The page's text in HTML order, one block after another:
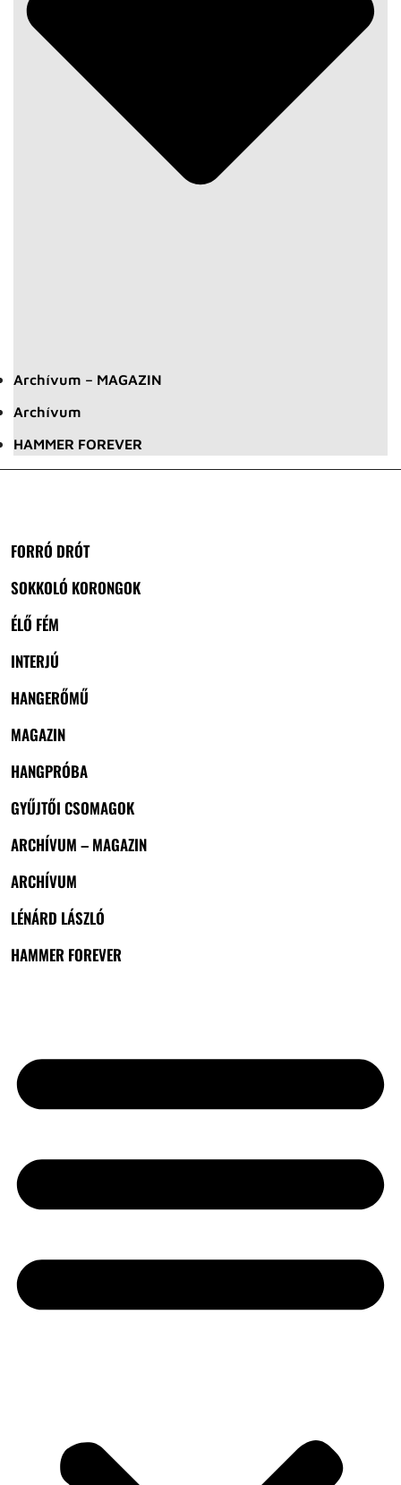
Archívum – MAGAZIN
Archívum
HAMMER FOREVER
FORRÓ DRÓT
SOKKOLÓ KORONGOK
ÉLŐ FÉM
INTERJÚ
HANGERŐMŰ
MAGAZIN
HANGPRÓBA
GYŰJTŐI CSOMAGOK
ARCHÍVUM – MAGAZIN
ARCHÍVUM
LÉNÁRD LÁSZLÓ
HAMMER FOREVER